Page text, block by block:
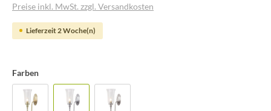
Preise inkl. MwSt. zzgl. Versandkosten
Lieferzeit 2 Woche(n)
Farben